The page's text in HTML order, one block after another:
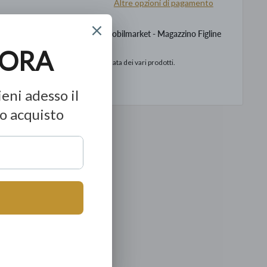
Altre opzioni di pagamento
disponibile presso Mobilmarket - Magazzino Figline
in base alla data di consegna stimata dei vari prodotti.